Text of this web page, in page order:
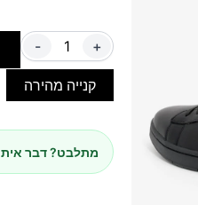
- +
קנייה מהירה
מתלבט? דבר